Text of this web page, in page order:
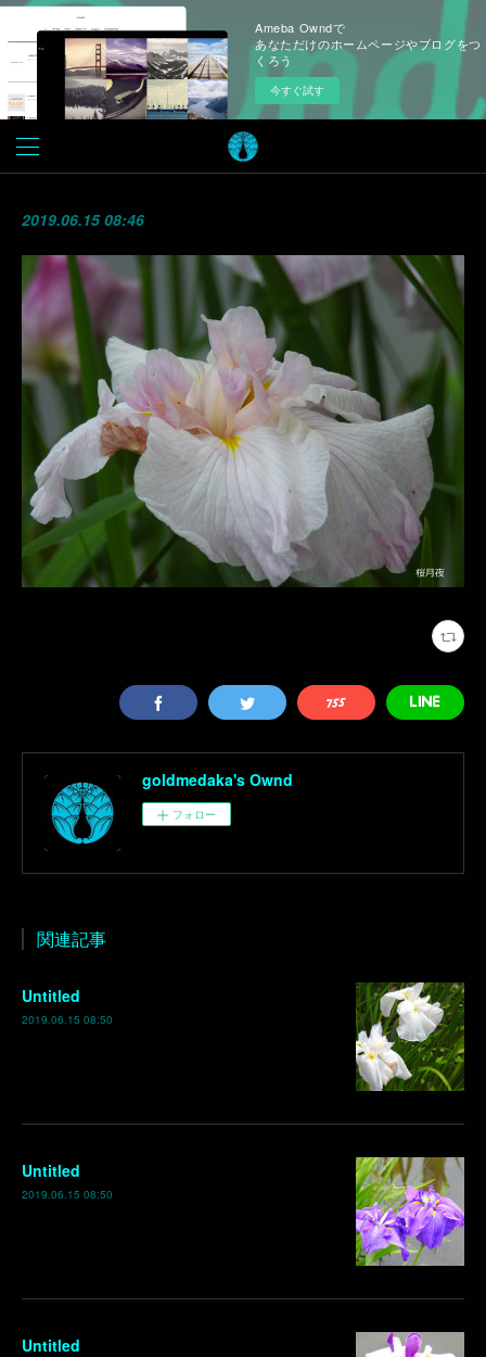
Ameba Owndで
あなただけのホームページやブログをつ
くろう
今すぐ試す
2019.06.15 08:46
goldmedaka's Ownd
フォロー
関連記事
Untitled
2019.06.15 08:50
Untitled
2019.06.15 08:50
Untitled